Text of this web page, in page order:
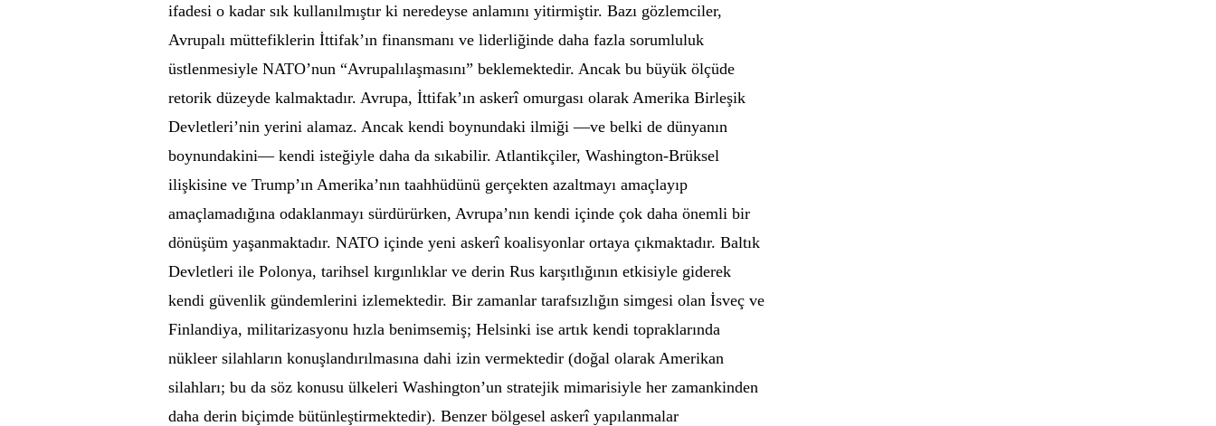
ifadesi o kadar sık kullanılmıştır ki neredeyse anlamını yitirmiştir. Bazı gözlemciler,
Avrupalı müttefiklerin İttifak’ın finansmanı ve liderliğinde daha fazla sorumluluk
üstlenmesiyle NATO’nun “Avrupalılaşmasını” beklemektedir. Ancak bu büyük ölçüde
retorik düzeyde kalmaktadır. Avrupa, İttifak’ın askerî omurgası olarak Amerika Birleşik
Devletleri’nin yerini alamaz. Ancak kendi boynundaki ilmiği —ve belki de dünyanın
boynundakini— kendi isteğiyle daha da sıkabilir. Atlantikçiler, Washington-Brüksel
ilişkisine ve Trump’ın Amerika’nın taahhüdünü gerçekten azaltmayı amaçlayıp
amaçlamadığına odaklanmayı sürdürürken, Avrupa’nın kendi içinde çok daha önemli bir
dönüşüm yaşanmaktadır. NATO içinde yeni askerî koalisyonlar ortaya çıkmaktadır. Baltık
Devletleri ile Polonya, tarihsel kırgınlıklar ve derin Rus karşıtlığının etkisiyle giderek
kendi güvenlik gündemlerini izlemektedir. Bir zamanlar tarafsızlığın simgesi olan İsveç ve
Finlandiya, militarizasyonu hızla benimsemiş; Helsinki ise artık kendi topraklarında
nükleer silahların konuşlandırılmasına dahi izin vermektedir (doğal olarak Amerikan
silahları; bu da söz konusu ülkeleri Washington’un stratejik mimarisiyle her zamankinden
daha derin biçimde bütünleştirmektedir). Benzer bölgesel askerî yapılanmalar